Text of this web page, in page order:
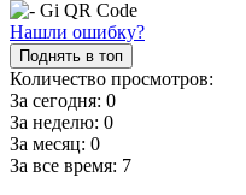
Нашли ошибку?
Поднять в топ
Количество просмотров:
За сегодня: 0
За неделю: 0
За месяц: 0
За все время: 7